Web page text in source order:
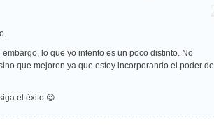
lo que yo intento es un poco distinto. No
que mejoren ya que estoy incorporando el poder de
el éxito 😉